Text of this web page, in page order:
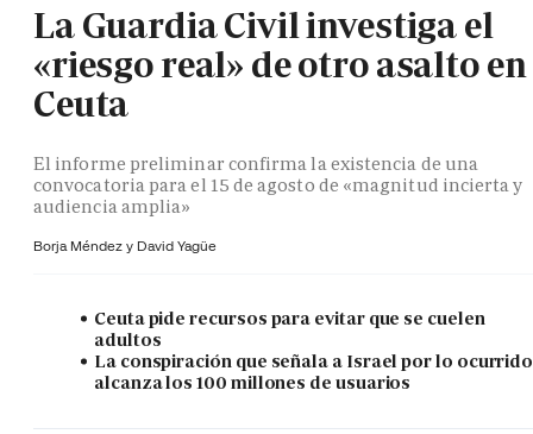
La Guardia Civil investiga el
«riesgo real» de otro asalto en
Ceuta
El informe preliminar confirma la existencia de una
convocatoria para el 15 de agosto de «magnitud incierta y
audiencia amplia»
Borja Méndez y David Yagüe
Ceuta pide recursos para evitar que se cuelen
adultos
La conspiración que señala a Israel por lo ocurrido
alcanza los 100 millones de usuarios